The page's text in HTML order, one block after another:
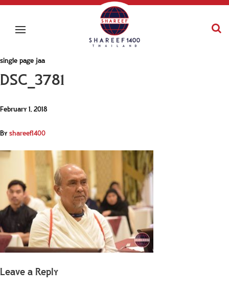
single page jaa
DSC_3781
February 1, 2018
Byshareef1400
Leave a Reply